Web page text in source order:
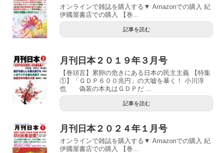
オンラインで雑誌を購入する▼ Amazonでの購入 紀
伊國屋書店での購入 【巻...
記事を読む
月刊日本２０１９年３月号
【巻頭言】累卵の危きにある日本の民主主義 【特集
①】「ＧＤＰ６００兆円」の大嘘を暴く！ 小川淳
也 偽装の本丸はＧＤＰだ ...
記事を読む
月刊日本２０２４年１月号
オンラインで雑誌を購入する▼ Amazonでの購入 紀
伊國屋書店での購入 【巻...